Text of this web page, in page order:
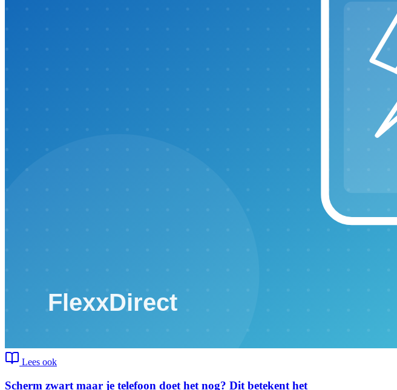
Lees ook
Scherm zwart maar je telefoon doet het nog? Dit betekent het